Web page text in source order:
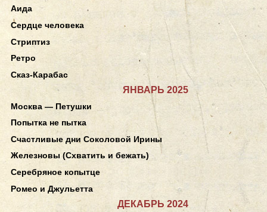
Аида
Сердце человека
Стриптиз
Ретро
Сказ-Карабас
ЯНВАРЬ 2025
Москва — Петушки
Попытка не пытка
Счастливые дни Соколовой Ирины
Железновы (Схватить и бежать)
Серебряное копытце
Ромео и Джульетта
ДЕКАБРЬ 2024